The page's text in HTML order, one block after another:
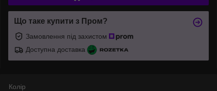
Що таке купити з Пром?
Замовлення під захистом
Доступна доставка
Колір